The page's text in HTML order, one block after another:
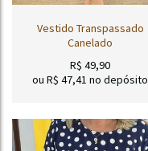
Vestido Transpassado
Canelado
R$ 49,90
ou R$ 47,41 no depósito